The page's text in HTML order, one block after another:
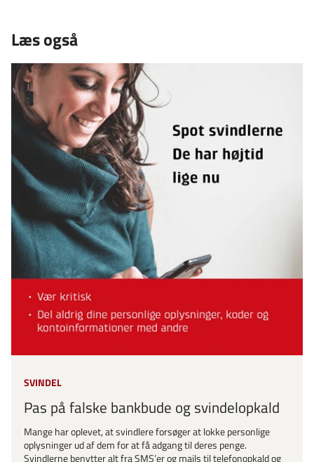
Læs også
SVINDEL
Pas på falske bankbude og svindelopkald
Mange har oplevet, at svindlere forsøger at lokke personlige
oplysninger ud af dem for at få adgang til deres penge.
Svindlerne benytter alt fra SMS’er og mails til telefonopkald og